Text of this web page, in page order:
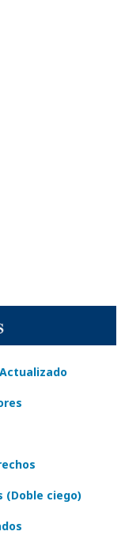
(Doble ciego)